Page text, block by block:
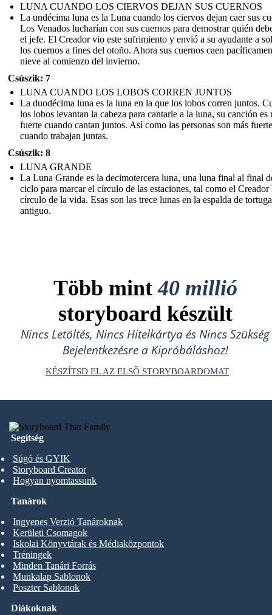
LUNA CUANDO LOS CIERVOS DEJAN SUS CUERNOS
La undécima luna es la Luna cuando los ciervos dejan caer sus
Los Venados lucharían con sus cuernos para demostrar quién
el jefe. El Creador vio este sufrimiento y envió a su ayudante a
los cuernos a fines del otoño. Ahora sus cuernos caen
nieve al comienzo del invierno.
Csúszik: 7
LUNA CUANDO LOS LOBOS CORREN JUNTOS
La duodécima luna es la luna en la que los lobos corren juntos.
los lobos levantan la cabeza para cantarle a la luna, su canción es
fuerte cuando cantan juntos. Así como las personas son más
cuando trabajan juntas.
Csúszik: 8
LUNA GRANDE
La Luna Grande es la decimotercera luna, una luna final al final
ciclo para marcar el círculo de las estaciones, tal como el Creador
círculo de la vida. Esas son las trece lunas en la espalda de tortuga
antiguo.
Több mint40 millió
storyboard készült
Nincs Letöltés, Nincs Hitelkártya és Nincs Szükség
Bejelentkezésre a Kipróbáláshoz!
KÉSZÍTSD EL AZ ELSŐ STORYBOARDOMAT
Segítség
Súgó és GYIK
Storyboard Creator
Hogyan nyomtassunk
Diákoknak
Tanárok
Ingyenes Verzió Tanároknak
Kerületi Csomagok
Iskolai Könyvtárak és Médiaközpontok
Tréningek
Minden Tanári Forrás
Munkalap Sablonok
Poszter Sablonok